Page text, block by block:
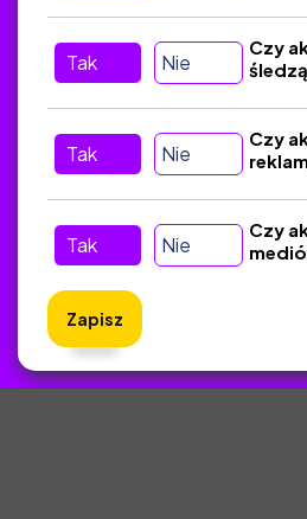
Kontakt
Tak Nie
Czy
Tak Nie
Czy
Tak Nie
Czy
Zapisz